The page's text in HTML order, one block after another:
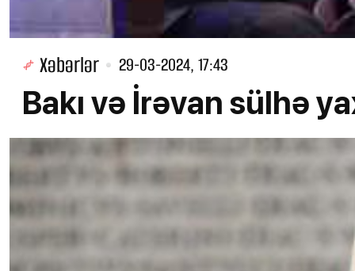
Xəbərlər 29-03-2024, 17:43
Bakı və İrəvan sülhə